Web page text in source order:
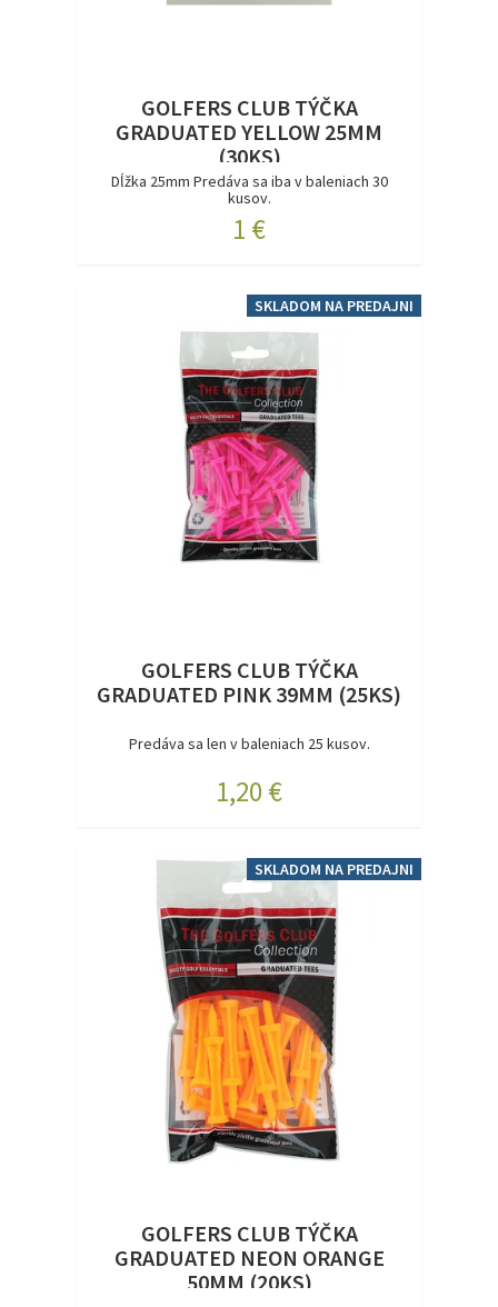
GOLFERS CLUB TÝČKA
GRADUATED YELLOW 25MM
(30KS)
Dĺžka 25mm Predáva sa iba v baleniach 30
kusov.
1 €
SKLADOM NA PREDAJNI
GOLFERS CLUB TÝČKA
GRADUATED PINK 39MM (25KS)
Predáva sa len v baleniach 25 kusov.
1,20 €
SKLADOM NA PREDAJNI
GOLFERS CLUB TÝČKA
GRADUATED NEON ORANGE
50MM (20KS)